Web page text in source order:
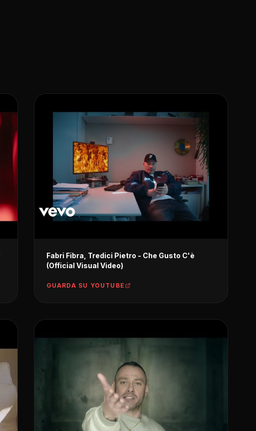
Fabri Fibra, Tredici Pietro - Che Gusto C'è
(Official Visual Video)
GUARDA SU YOUTUBE